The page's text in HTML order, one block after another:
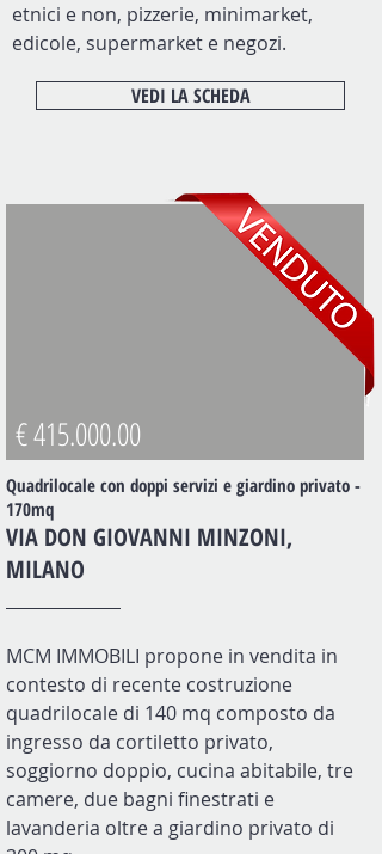
etnici e non, pizzerie, minimarket,
edicole, supermarket e negozi.
VEDI LA SCHEDA
€415.000.00
Quadrilocale con doppi servizi e giardino privato -
170mq
VIA DON GIOVANNI MINZONI,
MILANO
MCM IMMOBILI propone in vendita in
contesto di recente costruzione
quadrilocale di 140 mq composto da
ingresso da cortiletto privato,
soggiorno doppio, cucina abitabile, tre
camere, due bagni finestrati e
lavanderia oltre a giardino privato di